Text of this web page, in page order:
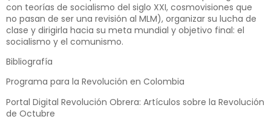
con teorías de socialismo del siglo XXI, cosmovisiones que
no pasan de ser una revisión al MLM), organizar su lucha de
clase y dirigirla hacia su meta mundial y objetivo final: el
socialismo y el comunismo.
Bibliografía
Programa para la Revolución en Colombia
Portal Digital Revolución Obrera: Artículos sobre la Revolución
de Octubre